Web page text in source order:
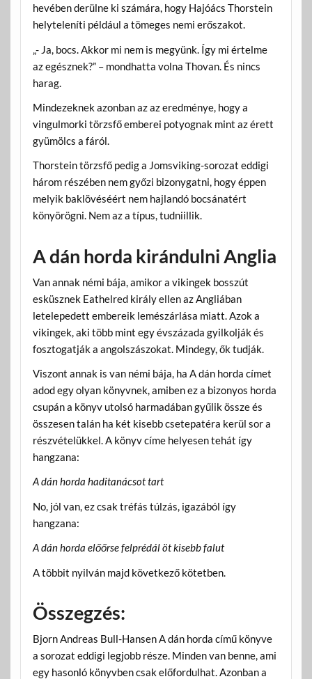
hevében derülne ki számára, hogy Hajóács Thorstein
helyteleníti például a tömeges nemi erőszakot.
„- Ja, bocs. Akkor mi nem is megyünk. Így mi értelme
az egésznek?” – mondhatta volna Thovan. És nincs
harag.
Mindezeknek azonban az az eredménye, hogy a
vingulmorki törzsfő emberei potyognak mint az érett
gyümölcs a fáról.
Thorstein törzsfő pedig a Jomsviking-sorozat eddigi
három részében nem győzi bizonygatni, hogy éppen
melyik baklövéséért nem hajlandó bocsánatért
könyörögni. Nem az a típus, tudniillik.
A dán horda kirándulni Anglia
Van annak némi bája, amikor a vikingek bosszút
esküsznek Eathelred király ellen az Angliában
letelepedett embereik lemészárlása miatt. Azok a
vikingek, aki több mint egy évszázada gyilkolják és
fosztogatják a angolszászokat. Mindegy, ők tudják.
Viszont annak is van némi bája, ha A dán horda címet
adod egy olyan könyvnek, amiben ez a bizonyos horda
csupán a könyv utolsó harmadában gyűlik össze és
összesen talán ha két kisebb csetepatéra kerül sor a
részvételükkel. A könyv címe helyesen tehát így
hangzana:
A dán horda haditanácsot tart
No, jól van, ez csak tréfás túlzás, igazából így
hangzana:
A dán horda előőrse felprédál öt kisebb falut
A többit nyilván majd következő kötetben.
Összegzés:
Bjorn Andreas Bull-Hansen A dán horda című könyve
a sorozat eddigi legjobb része. Minden van benne, ami
egy hasonló könyvben csak előfordulhat. Azonban a